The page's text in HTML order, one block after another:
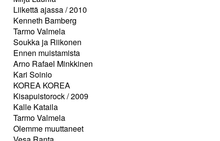
Liikettä ajassa / 2010
Kenneth Bamberg
Tarmo Valmela
Soukka ja Riikonen
Ennen muistamista
Arno Rafael Minkkinen
Kari Soinio
KOREA KOREA
Kisapuistorock / 2009
Kalle Kataila
Tarmo Valmela
Olemme muuttaneet